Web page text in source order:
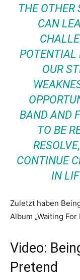
THE OTHER
CAN
POTENTIAL
OUR
BAND AND
TO BE
CONTINUE
IN
Zuletzt haben
Album „Waiting
Video:
Pretend